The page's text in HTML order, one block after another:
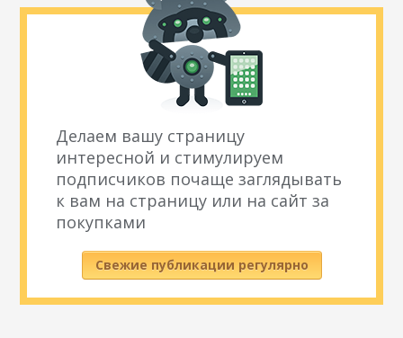
Делаем вашу страницу
интересной и стимулируем
подписчиков почаще заглядывать
к вам на страницу или на сайт за
покупками
Свежие публикации регулярно